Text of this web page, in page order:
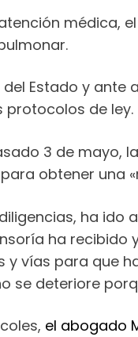
médica,
Estado y ante
protocolos de ley.
3 de mayo,
obtener una
ha
ha
y vías para que
se deteriore
el abogado